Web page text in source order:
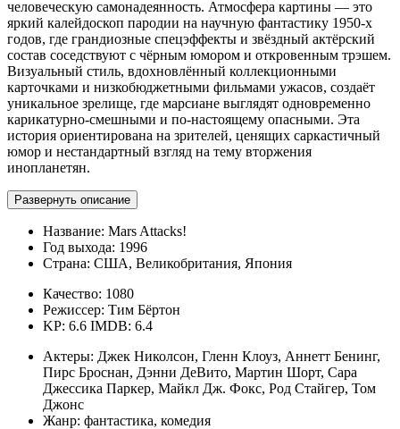
человеческую самонадеянность. Атмосфера картины — это
яркий калейдоскоп пародии на научную фантастику 1950-х
годов, где грандиозные спецэффекты и звёздный актёрский
состав соседствуют с чёрным юмором и откровенным трэшем.
Визуальный стиль, вдохновлённый коллекционными
карточками и низкобюджетными фильмами ужасов, создаёт
уникальное зрелище, где марсиане выглядят одновременно
карикатурно-смешными и по-настоящему опасными. Эта
история ориентирована на зрителей, ценящих саркастичный
юмор и нестандартный взгляд на тему вторжения
инопланетян.
Развернуть описание
Название: Mars Attacks!
Год выхода: 1996
Страна: США, Великобритания, Япония
Качество: 1080
Режиссер: Тим Бёртон
KP: 6.6 IMDB: 6.4
Актеры: Джек Николсон, Гленн Клоуз, Аннетт Бенинг,
Пирс Броснан, Дэнни ДеВито, Мартин Шорт, Сара
Джессика Паркер, Майкл Дж. Фокс, Род Стайгер, Том
Джонс
Жанр: фантастика, комедия